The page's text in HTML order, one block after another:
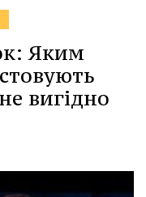
Яким
вигідно